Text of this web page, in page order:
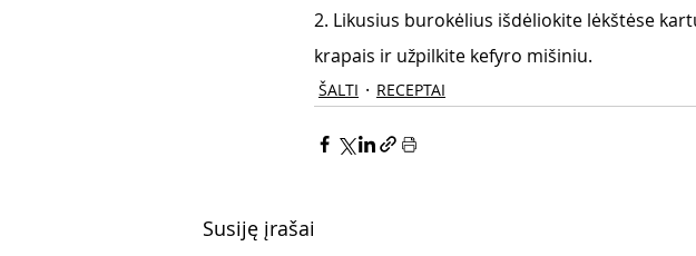
2. Likusius burokėlius išdėliokite lėkštėse
krapais ir užpilkite kefyro mišiniu.
ŠALTI RECEPTAI
Susiję įrašai